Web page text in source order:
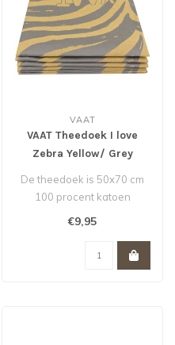
VAAT
VAAT Theedoek I love
Zebra Yellow/ Grey
De theedoek is 50x70 cm
100 procent katoen
€9,95